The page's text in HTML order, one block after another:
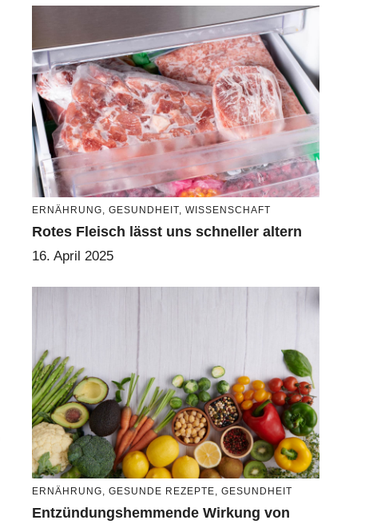
ERNÄHRUNG, GESUNDHEIT, WISSENSCHAFT
Rotes Fleisch lässt uns schneller altern
16. April 2025
ERNÄHRUNG GESUNDE REZEPTE GESUNDHEIT
Entzündungshemmende Wirkung von